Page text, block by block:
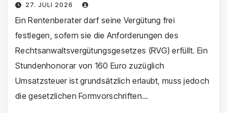
27. JULI 2026
Ein Rentenberater darf seine Vergütung frei
festlegen, sofern sie die Anforderungen des
Rechtsanwaltsvergütungsgesetzes (RVG) erfüllt. Ein
Stundenhonorar von 160 Euro zuzüglich
Umsatzsteuer ist grundsätzlich erlaubt, muss jedoch
die gesetzlichen Formvorschriften…